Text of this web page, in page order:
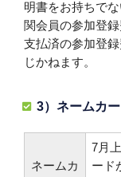
明書をお持ちで
関会員の参加登
支払済の参加登
じかねます。
3）ネームカ
ネームカ
7月
ード